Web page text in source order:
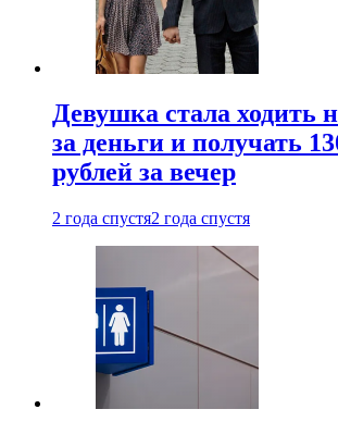
Девушка стала ходить
за деньги и получать
рублей за вечер
2 года спустя2 года спустя